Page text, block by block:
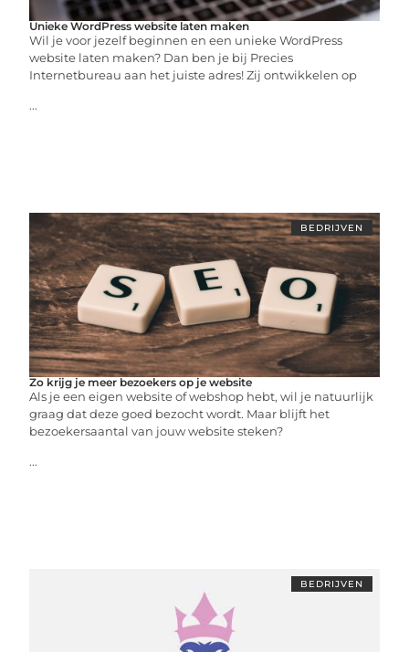
Unieke WordPress website laten maken
Wil je voor jezelf beginnen en een unieke WordPress
website laten maken? Dan ben je bij Precies
Internetbureau aan het juiste adres! Zij ontwikkelen op
...
BEDRIJVEN
Zo krijg je meer bezoekers op je website
Als je een eigen website of webshop hebt, wil je natuurlijk
graag dat deze goed bezocht wordt. Maar blijft het
bezoekersaantal van jouw website steken?
...
BEDRIJVEN